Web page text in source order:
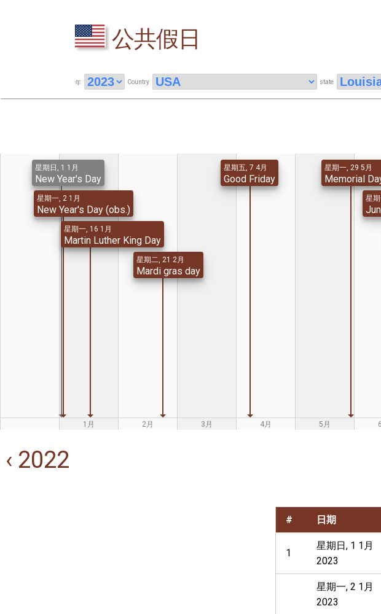
公共假日
年 Country state
星期日, 1 1月
New Year's Day
星期一, 2 1月
New Year's Day (obs.)
星期一, 16 1月
Martin Luther King Day
星期二, 21 2月
Mardi gras day
星期五, 7 4月
Good Friday
星期一, 29 5月
Memorial
星
1月 2月 3月 4月 5月
‹ 2022
# 日期
1
星期日, 1 1月
2023
星期一, 2 1月
2023